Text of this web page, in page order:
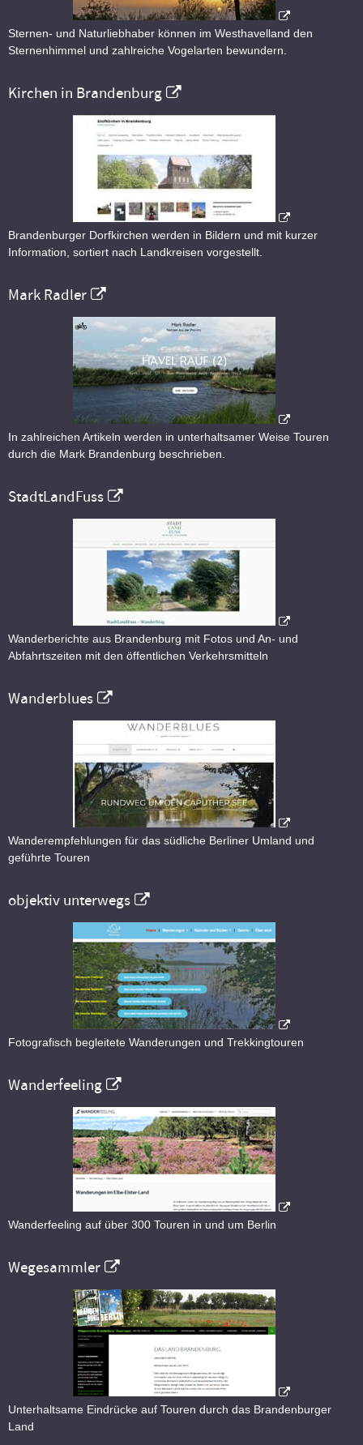
Sternen- und Naturliebhaber können im Westhavelland den
Sternenhimmel und zahlreiche Vogelarten bewundern.
Kirchen in Brandenburg
Brandenburger Dorfkirchen werden in Bildern und mit kurzer
Information, sortiert nach Landkreisen vorgestellt.
Mark Radler
In zahlreichen Artikeln werden in unterhaltsamer Weise Touren
durch die Mark Brandenburg beschrieben.
StadtLandFuss
Wanderberichte aus Brandenburg mit Fotos und An- und
Abfahrtszeiten mit den öffentlichen Verkehrsmitteln
Wanderblues
Wanderempfehlungen für das südliche Berliner Umland und
geführte Touren
objektiv unterwegs
Fotografisch begleitete Wanderungen und Trekkingtouren
Wanderfeeling
Wanderfeeling auf über 300 Touren in und um Berlin
Wegesammler
Unterhaltsame Eindrücke auf Touren durch das Brandenburger
Land